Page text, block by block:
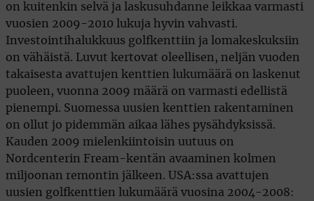
on kuitenkin selvä ja laskusuhdanne leikkaa varmasti
vuosien 2009-2010 lukuja hyvin vahvasti.
Investointihalukkuus golfkenttiin ja lomakeskuksiin
on vähäistä. Luvut kertovat oleellisen, neljän vuoden
takaisesta avattujen kenttien lukumäärä on laskenut
puoleen, vuonna 2009 määrä on varmasti edellistä
pienempi. Suomessa uusien kenttien rakentaminen
on ollut jo pidemmän aikaa lähes pysähdyksissä.
Kauden 2009 mielenkiintoisin uutuus on
Nordcenterin Fream-kentän avaaminen kolmen
miljoonan remontin jälkeen. USA:ssa avattujen
uusien golfkenttien lukumäärä vuosina 2004-2008: